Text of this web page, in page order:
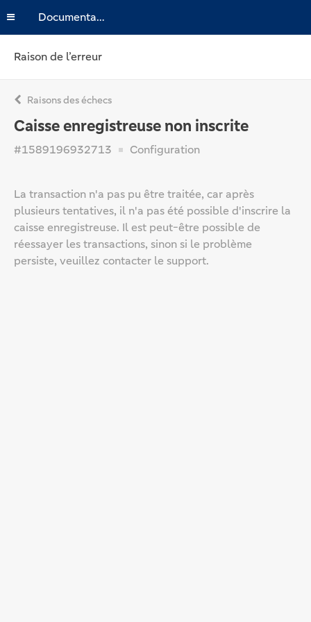
Documentation
Raison de l’erreur
Raisons des échecs
Caisse enregistreuse non inscrite
#1589196932713 Configuration
La transaction n'a pas pu être traitée, car après
plusieurs tentatives, il n'a pas été possible d'inscrire la
caisse enregistreuse. Il est peut-être possible de
réessayer les transactions, sinon si le problème
persiste, veuillez contacter le support.